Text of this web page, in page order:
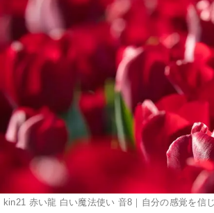
kin21 赤い龍 白い魔法使い 音8｜自分の感覚を信